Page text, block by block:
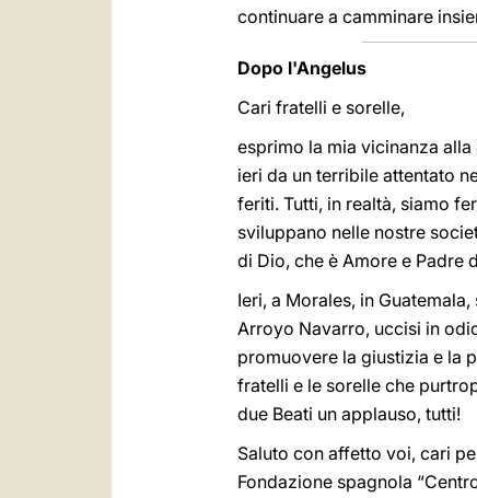
continuare a camminare
Dopo l'Angelus
Cari fratelli e sorelle,
esprimo la mia vicinanza
ieri da un terribile attentato
feriti. Tutti, in realtà, siamo
sviluppano nelle nostre
di Dio, che è Amore e Padre
Ieri, a Morales, in
Arroyo Navarro, uccisi in
promuovere la giustizia e la
fratelli e le sorelle che
due Beati un applauso, tutti!
Saluto con affetto voi, cari
Fondazione spagnola